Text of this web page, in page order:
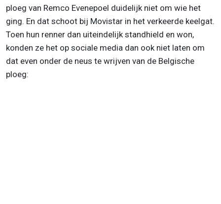
ploeg van Remco Evenepoel duidelijk niet om wie het
ging. En dat schoot bij Movistar in het verkeerde keelgat.
Toen hun renner dan uiteindelijk standhield en won,
konden ze het op sociale media dan ook niet laten om
dat even onder de neus te wrijven van de Belgische
ploeg: